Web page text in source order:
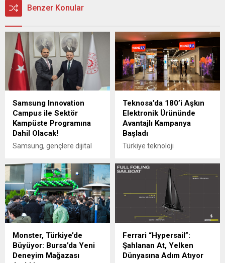
Benzer Konular
Samsung Innovation
Campus ile Sektör
Kampüste Programına
Dahil Olacak!
Samsung, gençlere dijital
amacıyla 2020 yılından bu
yana sürdürdüğü Innovation
Campus Programı ile Sanayi
ve Teknoloji Bakanlığı
öncülüğünde hayata
geçirilen Sektör Kampüste
sunacak. UNDP Türkiye iş
birliğiyle düzenlediği
Innovation Campus
Teknosa’da 180’i Aşkın
Elektronik Ürününde
Avantajlı Kampanya
Başladı
Türkiye teknoloji
ticaretin öncü markası
Teknosa, elektronik
kategorisinde başlattığı
kampanya kapsamında
180’i aşkın ürünü avantajlı
fiyatlarla tüketicilerle
Teknoloji” yaklaşımıyla
Türkiye’yi en yeni
teknolojilerle buluşturan
Monster, Türkiye’de
Büyüyor: Bursa’da Yeni
Deneyim Mağazası
Ferrari “Hypersail”:
Şahlanan At, Yelken
Dünyasına Adım Atıyor